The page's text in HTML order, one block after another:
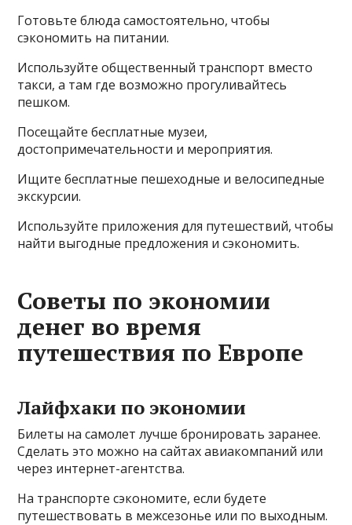
Готовьте блюда самостоятельно, чтобы
сэкономить на питании.
Используйте общественный транспорт вместо
такси, а там где возможно прогуливайтесь
пешком.
Посещайте бесплатные музеи,
достопримечательности и мероприятия.
Ищите бесплатные пешеходные и велосипедные
экскурсии.
Используйте приложения для путешествий, чтобы
найти выгодные предложения и сэкономить.
Советы по экономии
денег во время
путешествия по Европе
Лайфхаки по экономии
Билеты на самолет лучше бронировать заранее.
Сделать это можно на сайтах авиакомпаний или
через интернет-агентства.
На транспорте сэкономите, если будете
путешествовать в межсезонье или по выходным.